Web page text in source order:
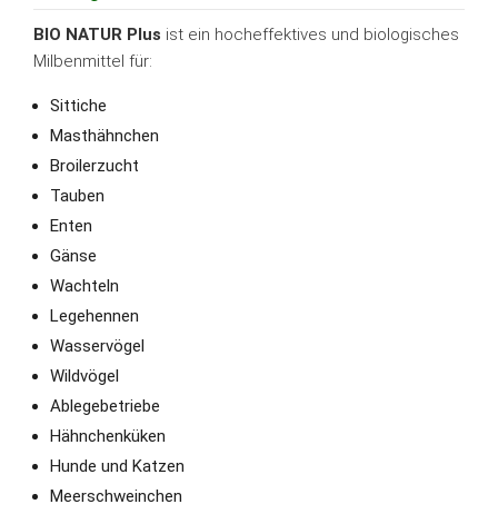
BIO NATUR Plus ist ein hocheffektives und biologisches
Milbenmittel für:
Sittiche
Masthähnchen
Broilerzucht
Tauben
Enten
Gänse
Wachteln
Legehennen
Wasservögel
Wildvögel
Ablegebetriebe
Hähnchenküken
Hunde und Katzen
Meerschweinchen